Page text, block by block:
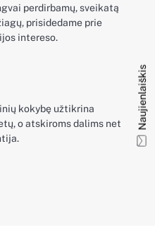
Naujienlaiškis
perdirbamų, sveikatą
prisidedame prie
intereso.
kokybę užtikrina
o atskiroms dalims net